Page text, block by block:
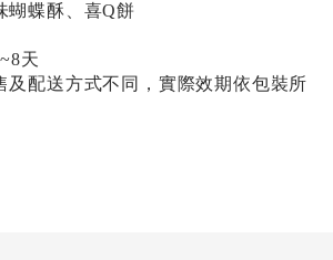
蝴蝶酥、喜Q餅
天
配送方式不同，實際效期依包裝所